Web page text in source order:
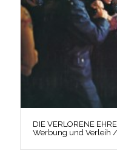
DIE VERLORENE
Werbung und Verleih